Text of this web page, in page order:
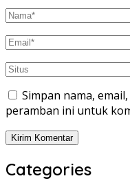
Simpan nama,
peramban ini untuk
Categories